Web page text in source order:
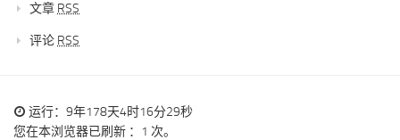
文章 RSS
评论 RSS
运行：9年178天4时16分29秒
您在本浏览器已刷新 ：1 次。